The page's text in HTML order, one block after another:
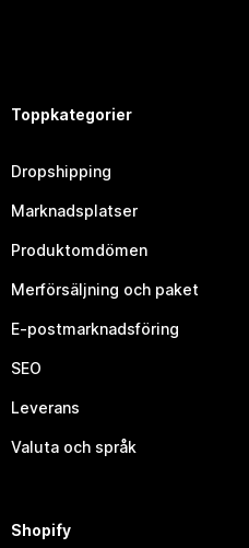
Toppkategorier
Dropshipping
Marknadsplatser
Produktomdömen
Merförsäljning och paket
E-postmarknadsföring
SEO
Leverans
Valuta och språk
Shopify